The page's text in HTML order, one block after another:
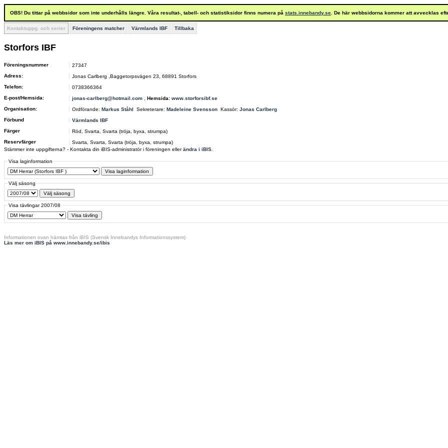
OBS! Du tittar på webbsidor som inte underhålls längre. Våra resultat-, tabell- och statistiksidor finns numera på stats.innebandy.se . De här webbsidorna kommer att avvecklas
Kontaktuppg. och serier Föreningens matcher Värmlands IBF Tillbaka
Storfors IBF
Föreningsnummer
27347
Adress:
Jonas Carlberg ,Baggetorpsvägen 23, 68891 Storfors
Telefon:
0738366364
E-post/Hemsida:
jonas-carlberg@hotmail.com Hemsida: www.storforsibf.se
Organisation:
Ordförande: Markus Ståhl Sekreterare: Madeleine Svensson Kassör: Jonas Carlberg
Förbund
Värmlands IBF
Färger
Röd, Svarta, Svarta (tröja, byxa, strumpa)
Reservfärger
Svarta, Svarta, Svarta (tröja, byxa, strumpa)
Stämmer inte uppgifterna? - Kontakta din iBIS-administratör i föreningen ellerändra i iBIS
Visa laginformation
Välj säsong
Visa tävlingar 2007/08
Informationen ovan hämtas från iBIS (Svensk Innebandys Informationssystem)
Läs mer om iBIS på www.innebandy.se/ibis